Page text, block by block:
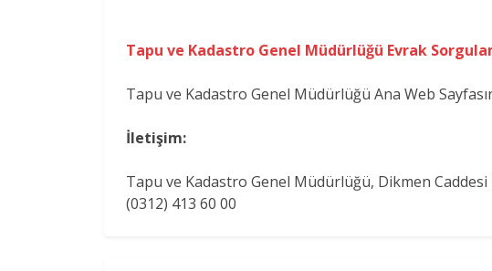
Tapu ve Kadastro Genel Müdürlüğü Evrak
Tapu ve Kadastro Genel Müdürlüğü Ana Web
İletişim:
Tapu ve Kadastro Genel Müdürlüğü, Dikmen
(0312) 413 60 00